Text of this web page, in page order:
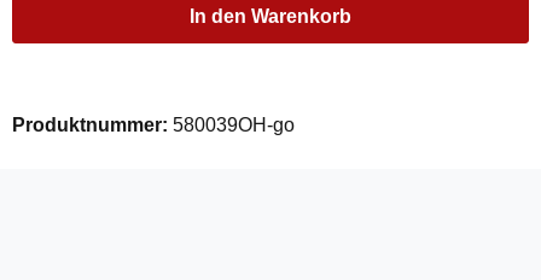
In den Warenkorb
Produktnummer: 580039OH-go